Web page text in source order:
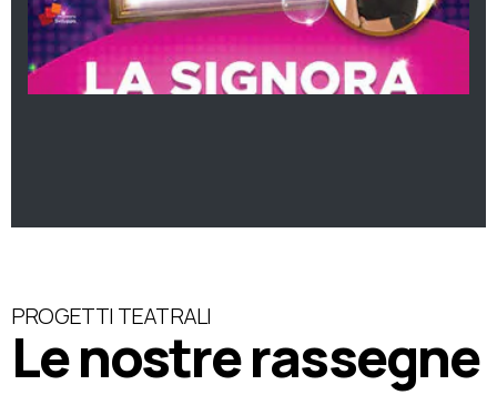
PROGETTI TEATRALI
Le nostre rassegne